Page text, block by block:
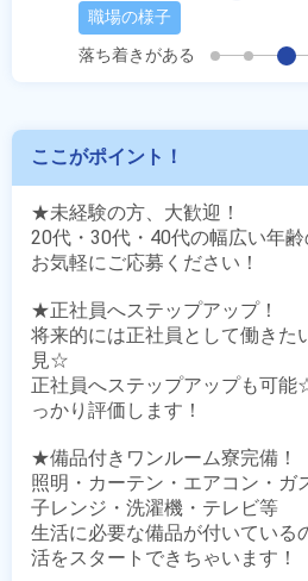
職場の様子
落ち着きがある
ここがポイント！
★未経験の方、大歓迎！
20代・30代・40代の幅広い年齢
お気軽にご応募ください！
★正社員へステップアップ！
将来的には正社員として働きた
見☆
正社員へステップアップも可
っかり評価します！
★備品付きワンルーム寮完備！
照明・カーテン・エアコン・ガ
子レンジ・洗濯機・テレビ等
生活に必要な備品が付いている
活をスタートできちゃいます！